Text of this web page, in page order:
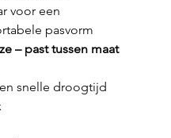
voor een
pasvorm
– past tussen maat
snelle droogtijd